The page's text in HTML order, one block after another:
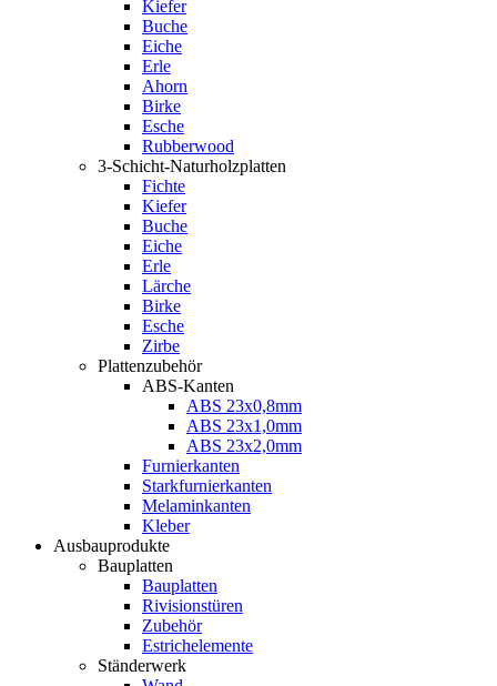
Kiefer
Buche
Eiche
Erle
Ahorn
Birke
Esche
Rubberwood
3-Schicht-Naturholzplatten
Fichte
Kiefer
Buche
Eiche
Erle
Lärche
Birke
Esche
Zirbe
Plattenzubehör
ABS-Kanten
ABS 23x0,8mm
ABS 23x1,0mm
ABS 23x2,0mm
Furnierkanten
Starkfurnierkanten
Melaminkanten
Kleber
Ausbauprodukte
Bauplatten
Bauplatten
Rivisionstüren
Zubehör
Estrichelemente
Ständerwerk